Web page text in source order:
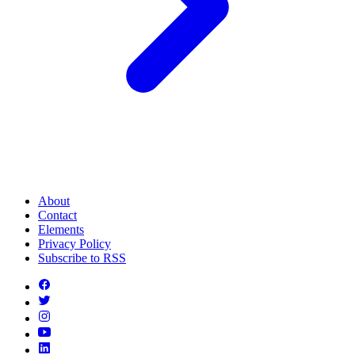
About
Contact
Elements
Privacy Policy
Subscribe to RSS